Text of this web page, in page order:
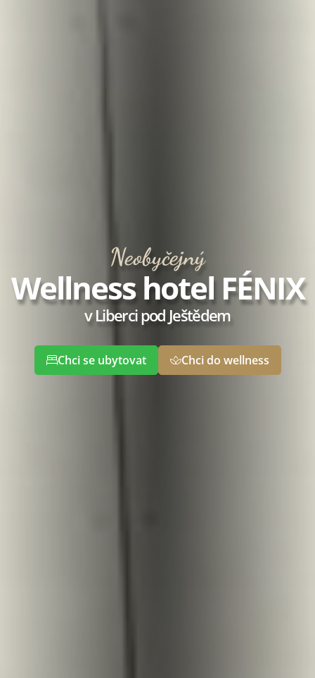
Neobyčejný
Wellness hotel FÉNIX
v Liberci pod Ještědem
Chci se ubytovat Chci do wellness